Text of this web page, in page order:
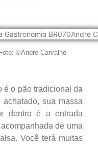
©Andre Carvalho
é o pão tradicional da
achatado, sua massa
dentro é a entrada
de uma
Você terá muitas